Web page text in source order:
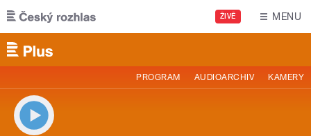
Přejít k hlavnímu obsahu
ŽIVĚ MENU
PROGRAM AUDIOARCHIV KAMERY